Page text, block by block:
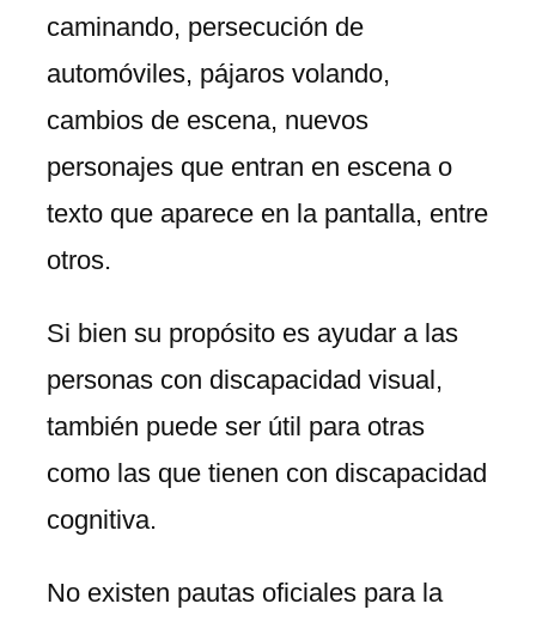
caminando, persecución de
automóviles, pájaros volando,
cambios de escena, nuevos
personajes que entran en escena o
texto que aparece en la pantalla, entre
otros.
Si bien su propósito es ayudar a las
personas con discapacidad visual,
también puede ser útil para otras
como las que tienen con discapacidad
cognitiva.
No existen pautas oficiales para la